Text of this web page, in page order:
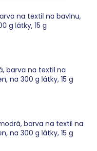
na textil na bavlnu,
g látky, 15 g
barva na textil na
na 300 g látky, 15 g
barva na textil na
na 300 g látky, 15 g